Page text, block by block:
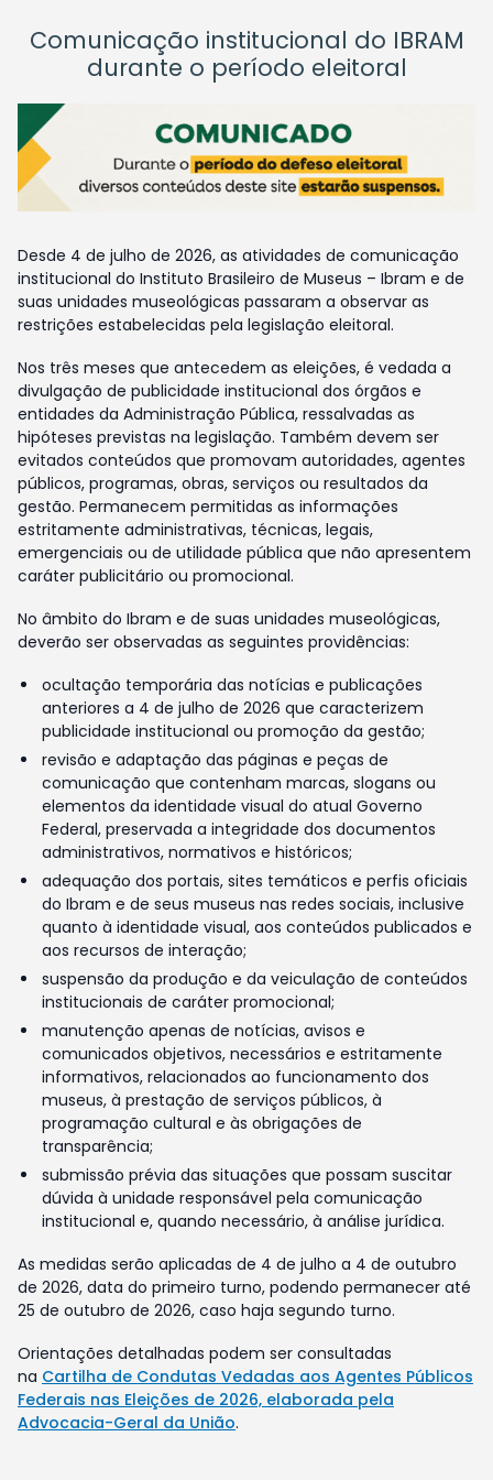
Comunicação institucional do IBRAM
durante o período eleitoral
Desde 4 de julho de 2026, as atividades de comunicação
institucional do Instituto Brasileiro de Museus – Ibram e de
suas unidades museológicas passaram a observar as
restrições estabelecidas pela legislação eleitoral.
Nos três meses que antecedem as eleições, é vedada a
divulgação de publicidade institucional dos órgãos e
entidades da Administração Pública, ressalvadas as
hipóteses previstas na legislação. Também devem ser
evitados conteúdos que promovam autoridades, agentes
públicos, programas, obras, serviços ou resultados da
gestão. Permanecem permitidas as informações
estritamente administrativas, técnicas, legais,
emergenciais ou de utilidade pública que não apresentem
caráter publicitário ou promocional.
No âmbito do Ibram e de suas unidades museológicas,
deverão ser observadas as seguintes providências:
ocultação temporária das notícias e publicações
anteriores a 4 de julho de 2026 que caracterizem
publicidade institucional ou promoção da gestão;
revisão e adaptação das páginas e peças de
comunicação que contenham marcas, slogans ou
elementos da identidade visual do atual Governo
Federal, preservada a integridade dos documentos
administrativos, normativos e históricos;
adequação dos portais, sites temáticos e perfis oficiais
do Ibram e de seus museus nas redes sociais, inclusive
quanto à identidade visual, aos conteúdos publicados e
aos recursos de interação;
suspensão da produção e da veiculação de conteúdos
institucionais de caráter promocional;
manutenção apenas de notícias, avisos e
comunicados objetivos, necessários e estritamente
informativos, relacionados ao funcionamento dos
museus, à prestação de serviços públicos, à
programação cultural e às obrigações de
transparência;
submissão prévia das situações que possam suscitar
dúvida à unidade responsável pela comunicação
institucional e, quando necessário, à análise jurídica.
As medidas serão aplicadas de 4 de julho a 4 de outubro
de 2026, data do primeiro turno, podendo permanecer até
25 de outubro de 2026, caso haja segundo turno.
Orientações detalhadas podem ser consultadas
na Cartilha de Condutas Vedadas aos Agentes Públicos
Federais nas Eleições de 2026, elaborada pela
Advocacia-Geral da União.